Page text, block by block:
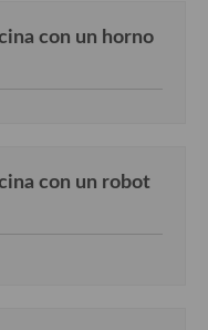
con un horno
con un robot